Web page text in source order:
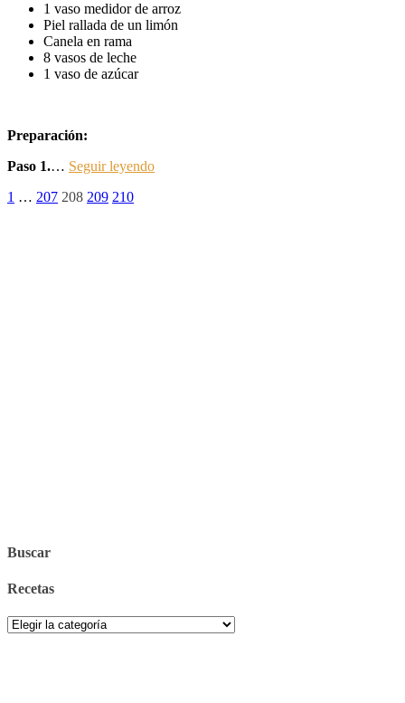
1 vaso medidor de arroz
Piel rallada de un limón
Canela en rama
8 vasos de leche
1 vaso de azúcar
Preparación:
Paso 1.… Seguir leyendo
Paginación
Página
1 … Página
207 Página
208 Página
209 Página
210
Buscar
Recetas
Recetas